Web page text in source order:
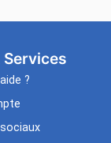
Services​
?